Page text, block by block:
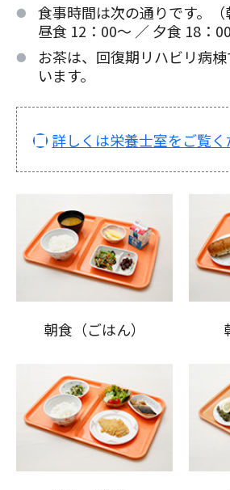
食事時間は次の通りです。
昼食 12：00～ ／ 夕食 18：00
お茶は、回復期リハビリ病
います。
詳しくは栄養士室をご覧く
朝食（ごはん）